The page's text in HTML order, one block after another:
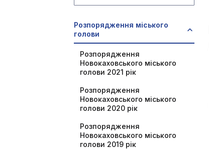
Розпорядження міського
голови
Розпорядження
Новокаховського міського
голови 2021 рік
Розпорядження
Новокаховського міського
голови 2020 рік
Розпорядження
Новокаховського міського
голови 2019 рік